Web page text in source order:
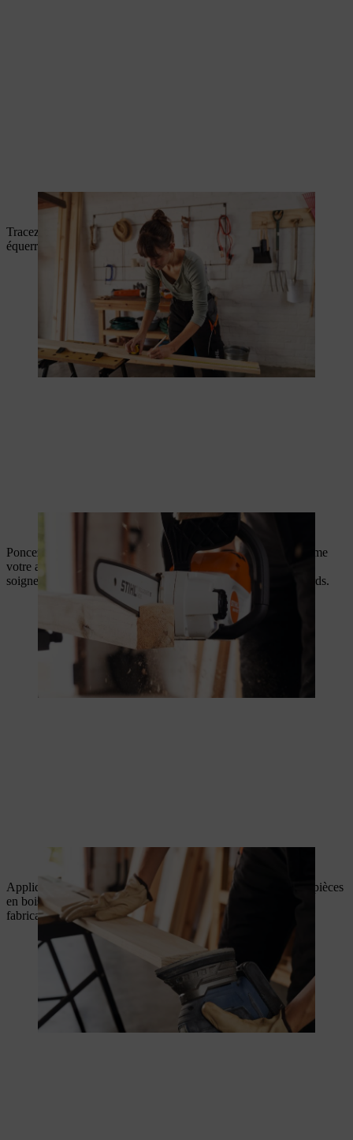
Mesurage et marquage des pièces en bois.
Tracez un angle de 45° sur vos poteaux en bois à l’aide d’une
équerre et sciez les poteaux en biais le long de la marque.
Les poteaux sont biseautés à un angle de 45°.
Poncez maintenant les pièces en bois pour construire vous-même
votre abri à tomates. Toutes les pièces en bois doivent être
soigneusement poncées, tant sur les côtés lisses que sur les bords.
Ponçage minutieux des pièces en bois.
Appliquer une huile respectueuse de l’environnement sur vos pièces
en bois et laissez-les sécher conformément aux instructions du
fabricant – généralement pendant au moins 24 heures.